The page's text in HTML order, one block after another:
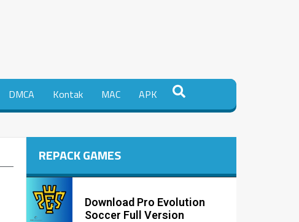
DMCA Kontak MAC APK
REPACK GAMES
Download Pro Evolution
Soccer Full Version